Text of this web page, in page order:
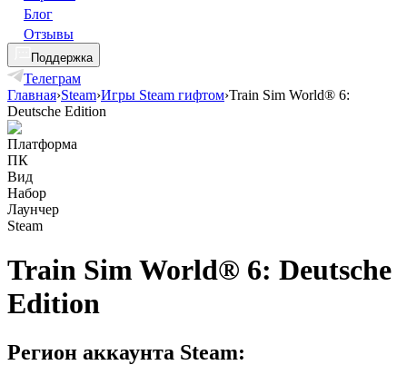
Блог
Отзывы
Поддержка
Телеграм
Главная›Steam›Игры Steam гифтом›Train Sim World® 6:
Deutsche Edition
Платформа
ПК
Вид
Набор
Лаунчер
Steam
Train Sim World® 6: Deutsche
Edition
Регион аккаунта Steam: